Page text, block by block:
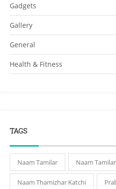
Gadgets
Gallery
General
Health & Fitness
TAGS
Naam Tamilar Naam
Naam Thamizhar Katchi